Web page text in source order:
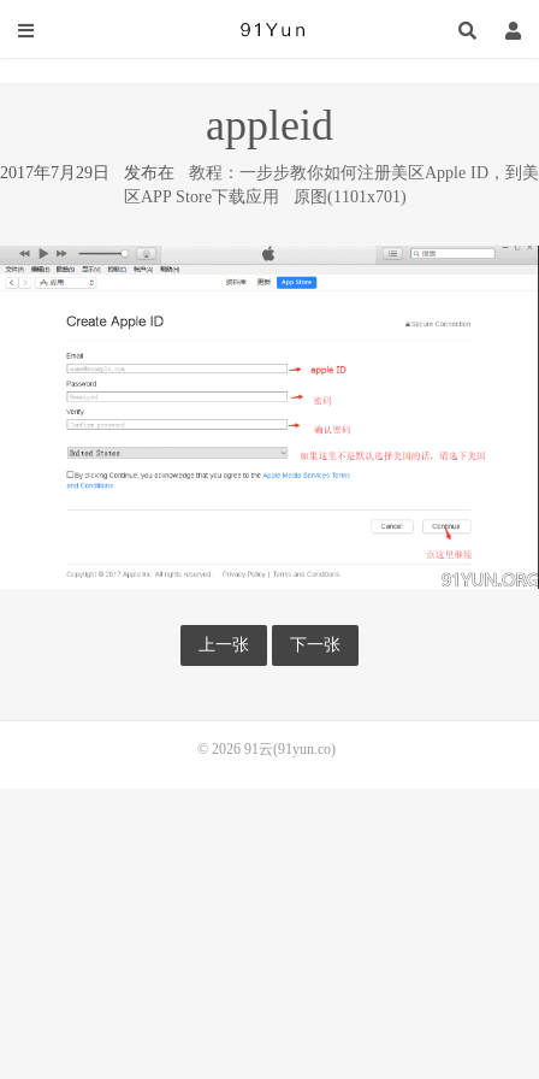
appleid
2017年7月29日 发布在 教程：一步步教你如何注册美区Apple ID，到美
区APP Store下载应用
原图(1101x701)
上一张 下一张
© 2026 91云(91yun.co)